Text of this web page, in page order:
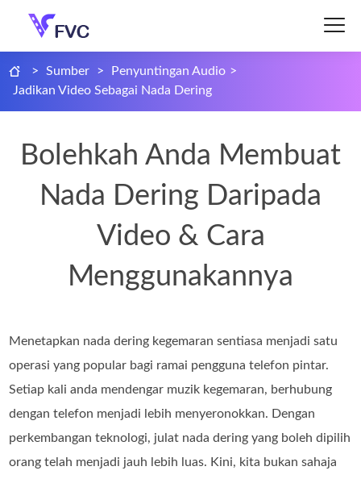
> Sumber > Penyuntingan Audio >
Jadikan Video Sebagai Nada Dering
Bolehkah Anda Membuat
Nada Dering Daripada
Video & Cara
Menggunakannya
Menetapkan nada dering kegemaran sentiasa menjadi satu
operasi yang popular bagi ramai pengguna telefon pintar.
Setiap kali anda mendengar muzik kegemaran, berhubung
dengan telefon menjadi lebih menyeronokkan. Dengan
perkembangan teknologi, julat nada dering yang boleh dipilih
orang telah menjadi jauh lebih luas. Kini, kita bukan sahaja